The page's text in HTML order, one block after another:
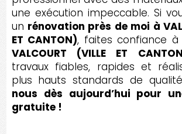
une exécution impeccable. Si
un rénovation près de moi à
ET CANTON), faites confiance à
VALCOURT (VILLE ET
travaux fiables, rapides et
plus hauts standards de
nous dès aujourd’hui pour
gratuite !